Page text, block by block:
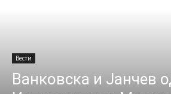
Вести
Ванковска и Јанчев